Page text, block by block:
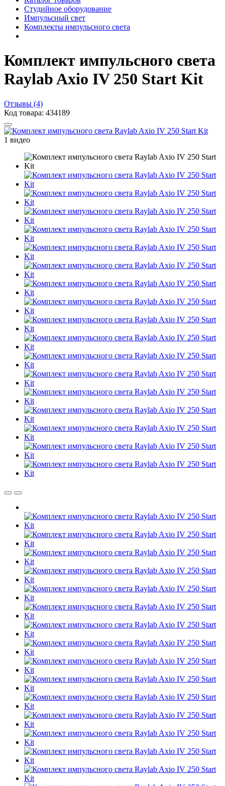
Студийное оборудование
Импульсный свет
Комплекты импульсного света
Комплект импульсного света
Raylab Axio IV 250 Start Kit
Отзывы (4)
Код товара: 434189
1 видео